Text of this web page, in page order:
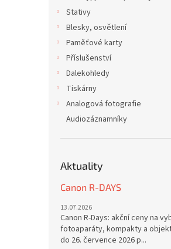
Stativy
Blesky, osvětlení
Paměťové karty
Příslušenství
Dalekohledy
Tiskárny
Analogová fotografie
Audiozáznamníky
Aktuality
Canon R-DAYS
13.07.2026
Canon R-Days: akční ceny na
fotoaparáty, kompakty a
do 26. července 2026 p...